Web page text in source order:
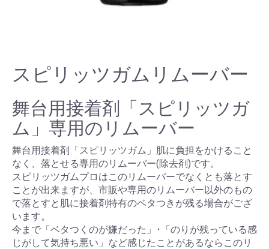
スピリッツガムリムーバー
舞台用接着剤「スピリッツガ
ム」専用のリムーバー
舞台用接着剤「スピリッツガム」肌に負担をかけること
なく、落とせる専用のリムーバー(除去剤)です。
スピリッツガムプロはこのリムーバーでなくとも落とす
ことが出来ますが、市販や専用のリムーバー以外のもの
で落とすと肌に接着剤特有のベタつきが残る場合がござ
います。
今まで「ベタつくのが嫌だった」･「のりが残っている感
じがして気持ち悪い」など感じたことがあるならこのリ